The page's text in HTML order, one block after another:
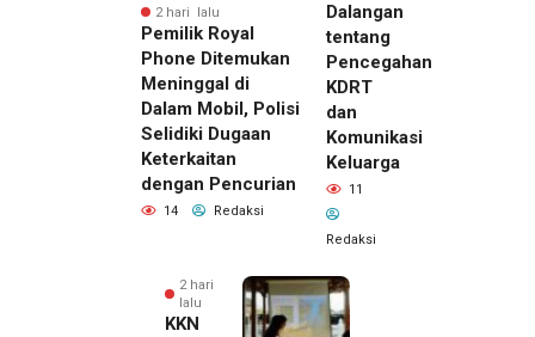
2 hari lalu
Pemilik Royal
Phone Ditemukan
Meninggal di
Dalam Mobil, Polisi
Selidiki Dugaan
Keterkaitan
dengan Pencurian
14 Redaksi
Dalangan
tentang
Pencegahan
KDRT
dan
Komunikasi
Keluarga
11
Redaksi
2 hari
lalu
KKN